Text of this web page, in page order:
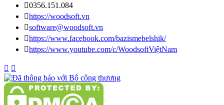
0356.151.084
https://woodsoft.vn
software@woodsoft.vn
https://www.facebook.com/bazismebelshik/
https://www.youtube.com/c/WoodsoftViệtNam
 